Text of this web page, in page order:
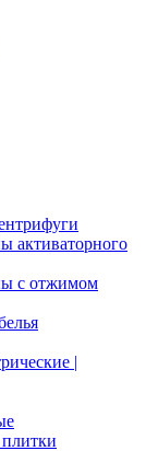
активаторного
с отжимом
|